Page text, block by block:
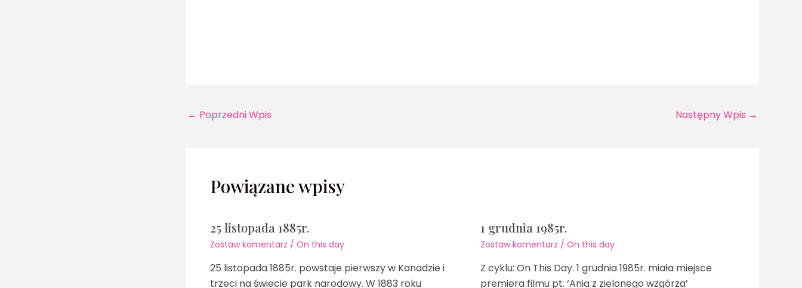
← Poprzedni Wpis Następny Wpis →
Powiązane wpisy
25 listopada 1885r.
Zostaw komentarz / On this day
25 listopada 1885r. powstaje pierwszy w Kanadzie i
trzeci na świecie park narodowy. W 1883 roku
1 grudnia 1985r.
Zostaw komentarz / On this day
Z cyklu: On This Day. 1 grudnia 1985r. miała miejsce
premiera filmu pt. ‘Ania z zielonego wzgórza’